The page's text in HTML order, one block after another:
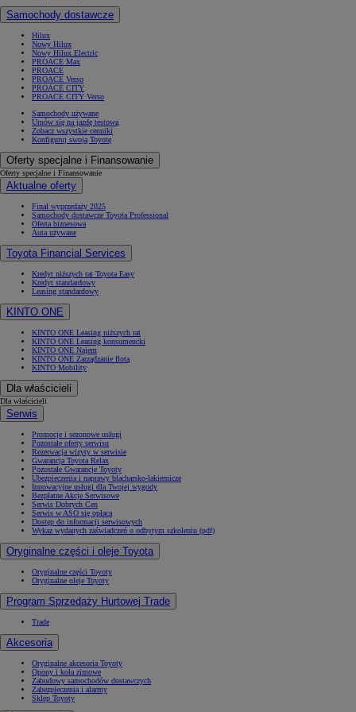
Samochody dostawcze
Hilux
Nowy Hilux
Nowy Hilux Electric
PROACE Max
PROACE
PROACE Verso
PROACE CITY
PROACE CITY Verso
Samochody używane
Umów się na jazdę testową
Zobacz wszystkie cenniki
Konfiguruj swoją Toyotę
Oferty specjalne i Finansowanie
Oferty specjalne i Finansowanie
Aktualne oferty
Finał wyprzedaży 2025
Samochody dostawcze Toyota Professional
Oferta biznesowa
Auta używane
Toyota Financial Services
Kredyt niższych rat Toyota Easy
Kredyt standardowy
Leasing standardowy
KINTO ONE
KINTO ONE Leasing niższych rat
KINTO ONE Leasing konsumencki
KINTO ONE Najem
KINTO ONE Zarządzanie flotą
KINTO Mobility
Dla właścicieli
Dla właścicieli
Serwis
Promocje i sezonowe usługi
Pozostałe oferty serwisu
Rezerwacja wizyty w serwisie
Gwarancja Toyota Relax
Pozostałe Gwarancje Toyoty
Ubezpieczenia i naprawy blacharsko-lakiernicze
Innowacyjne usługi dla Twojej wygody
Bezpłatne Akcje Serwisowe
Serwis Dobrych Cen
Serwis w ASO się opłaca
Dostęp do informacji serwisowych
Wykaz wydanych zaświadczeń o odbytym szkoleniu (pdf)
Oryginalne części i oleje Toyota
Oryginalne części Toyoty
Oryginalne oleje Toyoty
Program Sprzedaży Hurtowej Trade
Trade
Akcesoria
Oryginalne akcesoria Toyoty
Opony i koła zimowe
Zabudowy samochodów dostawczych
Zabezpieczenia i alarmy
Sklep Toyoty